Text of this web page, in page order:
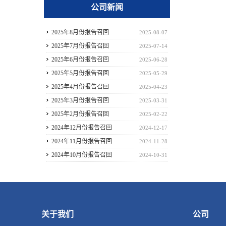
公司新闻
2025-08-07
2025年8月份报告召回
2025-07-14
2025年7月份报告召回
2025-06-28
2025年6月份报告召回
2025-05-29
2025年5月份报告召回
2025-04-23
2025年4月份报告召回
2025-03-31
2025年3月份报告召回
2025-02-22
2025年2月份报告召回
2024-12-17
2024年12月份报告召回
2024-11-28
2024年11月份报告召回
2024-10-31
2024年10月份报告召回
关于我们 公司